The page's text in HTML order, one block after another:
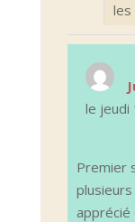
les
le jeudi
Premier